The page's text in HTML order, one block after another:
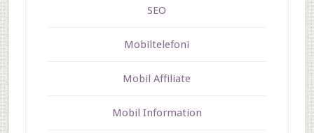
SEO
Mobiltelefoni
Mobil Affiliate
Mobil Information